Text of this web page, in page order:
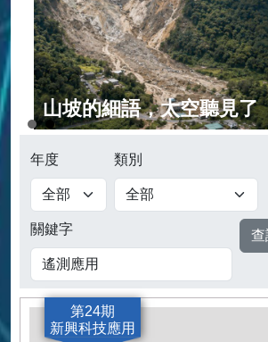
山坡的細語，太空聽見了
年度 類別
關鍵字 查詢
第24期
新興科技應用